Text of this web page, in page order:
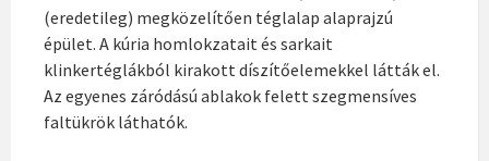
(eredetileg) megközelítően téglalap alaprajzú
épület. A kúria homlokzatait és sarkait
klinkertéglákból kirakott díszítőelemekkel látták el.
Az egyenes záródású ablakok felett szegmensíves
faltükrök láthatók.